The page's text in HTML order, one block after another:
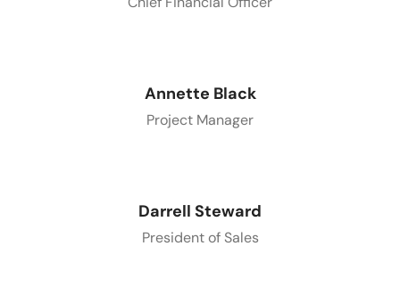
Annette Black
Project Manager
Darrell Steward
President of Sales